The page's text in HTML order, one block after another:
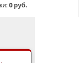
0 руб.